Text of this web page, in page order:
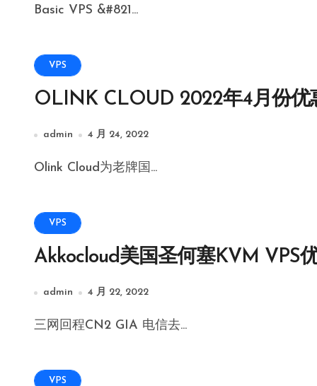
Basic VPS &#821...
VPS
OLINK CLOUD 2022年4月份优
admin 4 月 24, 2022
Olink Cloud为老牌国...
VPS
Akkocloud美国圣何塞KVM VPS
admin 4 月 22, 2022
三网回程CN2 GIA 电信去...
VPS